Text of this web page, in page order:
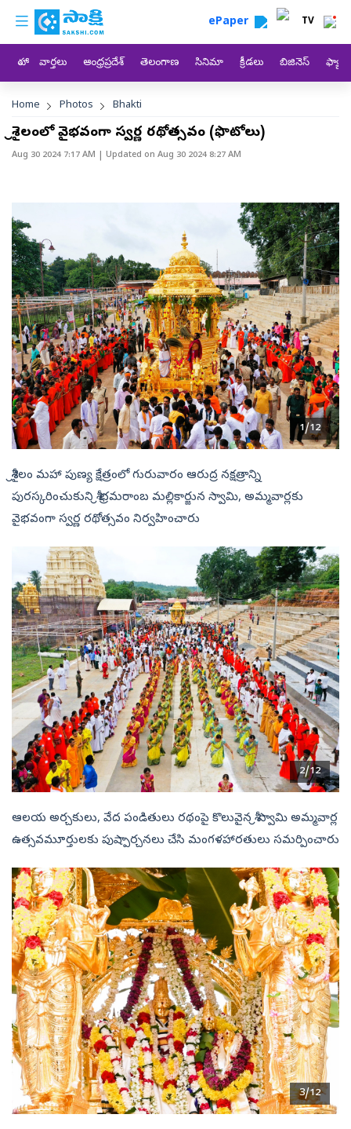
Skip to main content
custom menu ePaper TV
హోం వార్తలు ఆంధ్రప్రదేశ్ తెలంగాణ సినిమా క్రీడలు బిజినెస్
Breadcrumb
Home Photos Bhakti
శ్రీశైలంలో వైభవంగా స్వర్ణ రథోత్సవం (ఫొటోలు)
Aug 30 2024 7:17 AM | Updated on Aug 30 2024 8:27 AM
1/12
శ్రీశైలం మహా పుణ్య క్షేత్రంలో గురువారం ఆరుద్ర నక్షత్రాన్ని
పురస్కరించుకుని శ్రీ భ్రమరాంబ మల్లికార్జున స్వామి, అమ్మవార్లకు
వైభవంగా స్వర్ణ రథోత్సవం నిర్వహించారు
2/12
ఆలయ అర్చకులు, వేద పండితులు రథంపై కొలువైన శ్రీ స్వామి అమ్మవార్ల
ఉత్సవమూర్తులకు పుష్పార్చనలు చేసి మంగళహారతులు సమర్పించారు
3/12